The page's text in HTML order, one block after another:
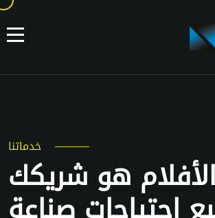
خدماتنا
هو شريكك